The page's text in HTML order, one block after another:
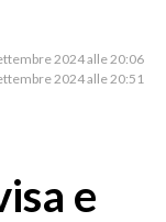
2024 alle 20:06
2024 alle 20:51
e